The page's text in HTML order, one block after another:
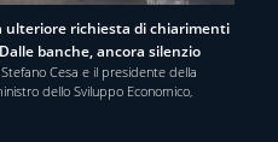
ulteriore richiesta di chiarimenti
banche, ancora silenzio
Cesa e il presidente della
dello Sviluppo Economico,